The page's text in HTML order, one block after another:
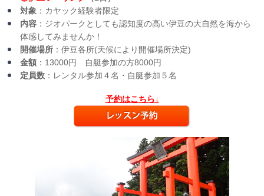
対象 ：カヤック経験者限定
内容 ：ジオパークとしても認知度の高い伊豆の大自然を海から
体感してみませんか！
開催場所 ：伊豆各所(天候により開催場所決定)
金額 ：13000円 自艇参加の方8000円
定員数 ：レンタル参加４名・自艇参加５名
予約はこちら↓